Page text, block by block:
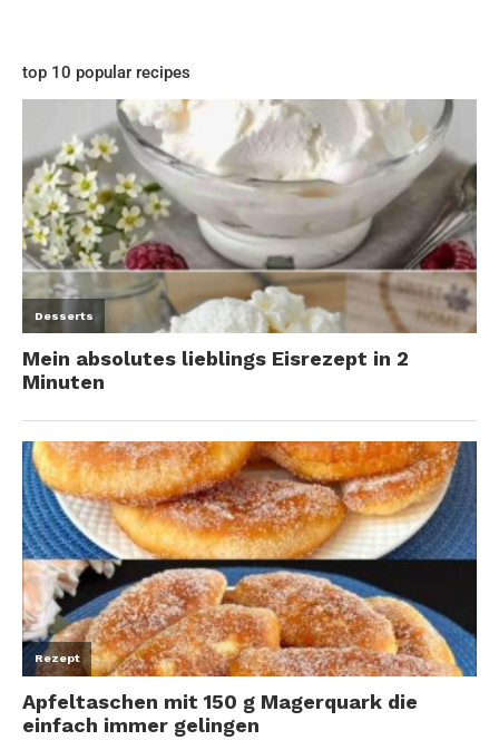
top 10 popular recipes